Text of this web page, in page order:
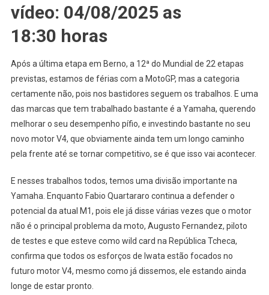
vídeo: 04/08/2025 as
18:30 horas
Após a última etapa em Berno, a 12ª do Mundial de 22 etapas
previstas, estamos de férias com a MotoGP, mas a categoria
certamente não, pois nos bastidores seguem os trabalhos. E uma
das marcas que tem trabalhado bastante é a Yamaha, querendo
melhorar o seu desempenho pífio, e investindo bastante no seu
novo motor V4, que obviamente ainda tem um longo caminho
pela frente até se tornar competitivo, se é que isso vai acontecer.
E nesses trabalhos todos, temos uma divisão importante na
Yamaha. Enquanto Fabio Quartararo continua a defender o
potencial da atual M1, pois ele já disse várias vezes que o motor
não é o principal problema da moto, Augusto Fernandez, piloto
de testes e que esteve como wild card na República Tcheca,
confirma que todos os esforços de Iwata estão focados no
futuro motor V4, mesmo como já dissemos, ele estando ainda
longe de estar pronto.